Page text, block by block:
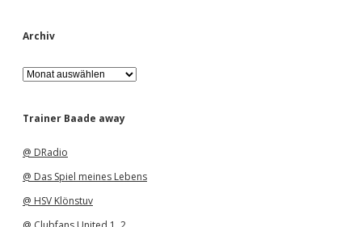
Archiv
A
r
h
Trainer Baade away
@ DRadio
@ Das Spiel meines Lebens
@ HSV Klönstuv